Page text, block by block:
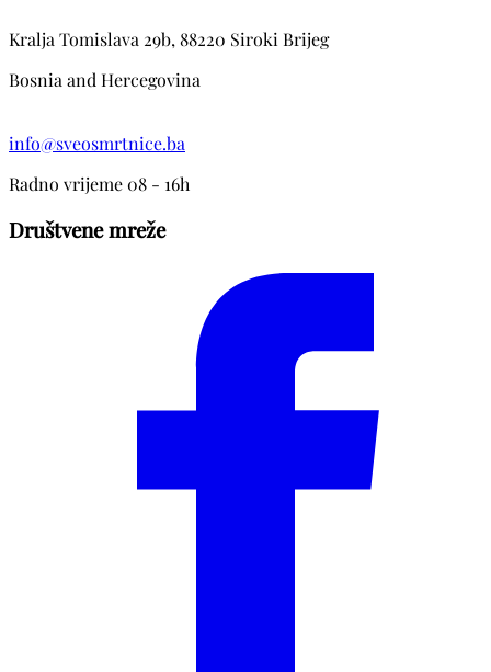
Kralja Tomislava 29b, 88220 Siroki Brijeg
Bosnia and Hercegovina
info@sveosmrtnice.ba
Radno vrijeme 08 - 16h
Društvene mreže